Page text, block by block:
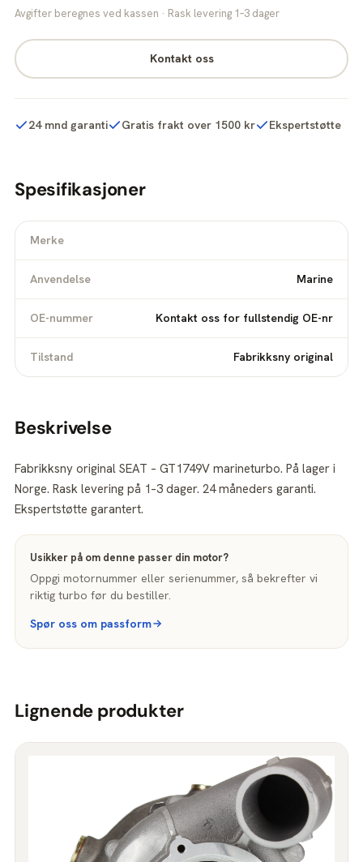
Avgifter beregnes ved kassen · Rask levering 1–3 dager
Kontakt oss
24 mnd garanti Gratis frakt over 1500 kr Ekspertstøtte
Spesifikasjoner
Merke
Anvendelse Marine
OE-nummer Kontakt oss for fullstendig OE-nr
Tilstand Fabrikksny original
Beskrivelse
Fabrikksny original SEAT – GT1749V marineturbo. På lager i
Norge. Rask levering på 1–3 dager. 24 måneders garanti.
Ekspertstøtte garantert.
Usikker på om denne passer din motor?
Oppgi motornummer eller serienummer, så bekrefter vi
riktig turbo før du bestiller.
Spør oss om passform
Lignende produkter